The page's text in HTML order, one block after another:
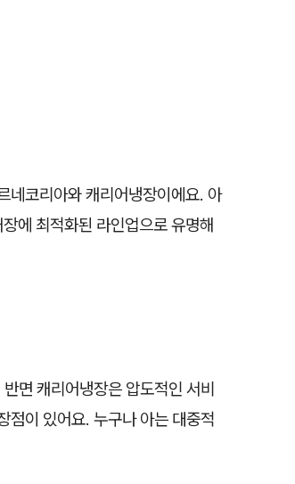
네코리아와 캐리어냉장이에요. 아
에 최적화된 라인업으로 유명해
면 캐리어냉장은 압도적인 서비
점이 있어요. 누구나 아는 대중적